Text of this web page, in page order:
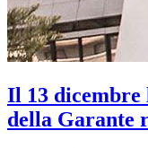
Il 13 dicembre
della Garante